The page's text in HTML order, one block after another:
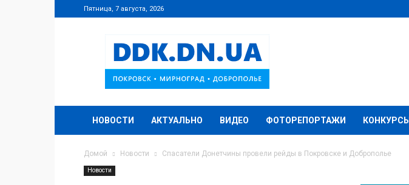
Пятница, 7 августа, 2026
DDK.DN.UA
НОВОСТИ АКТУАЛЬНО ВИДЕО ФОТОРЕПОРТАЖИ КОНКУРСЫ
Домой Новости Спасатели Донетчины провели рейды в Покровске и Доброполье
Новости